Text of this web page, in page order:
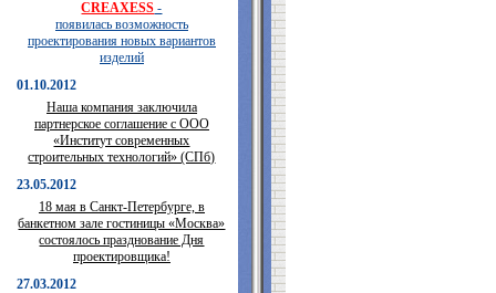
CREAXESS -
появилась возможность
проектирования новых вариантов
изделий
01.10.2012
Наша компания заключила
партнерское соглашение с ООО
«Институт современных
строительных технологий» (СПб)
23.05.2012
18 мая в Санкт-Петербурге, в
банкетном зале гостиницы «Москва»
состоялось празднование Дня
проектировщика!
27.03.2012